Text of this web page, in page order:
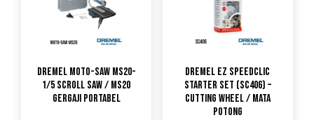
DREMEL Moto-Saw MS20-
1/5 Scroll Saw / MS20
Gergaji Portabel
DREMEL EZ Speedclic
Starter Set (SC406) –
Cutting Wheel / Mata
Potong